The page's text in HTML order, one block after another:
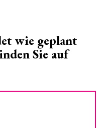
wie geplant
Sie auf